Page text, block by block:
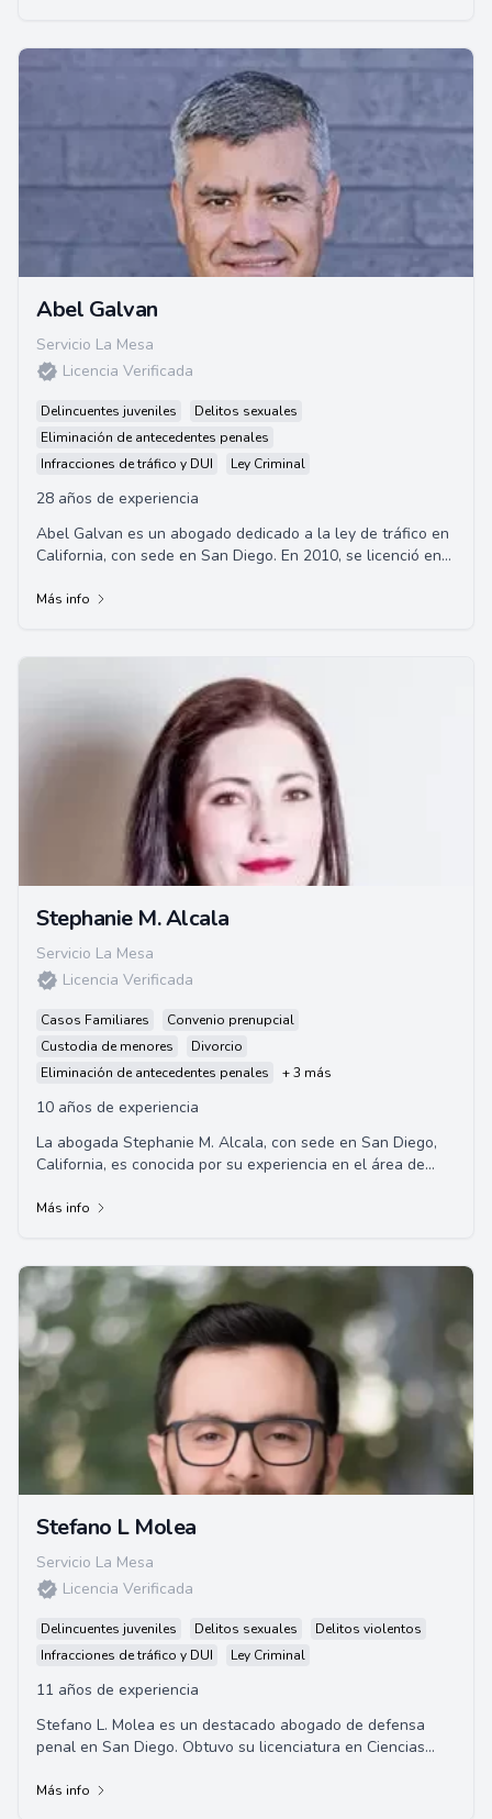
Abel Galvan
Servicio La Mesa
Licencia Verificada
Delincuentes juveniles
Delitos sexuales
Eliminación de antecedentes penales
Infracciones de tráfico y DUI
Ley Criminal
28 años de experiencia
Abel Galvan es un abogado dedicado a la ley de tráfico en
California, con sede en San Diego. En 2010, se licenció en
Thomas Jefferson School of Law.
Más info
Stephanie M. Alcala
Servicio La Mesa
Licencia Verificada
Casos Familiares
Convenio prenupcial
Custodia de menores
Divorcio
Eliminación de antecedentes penales
+ 3 más
10 años de experiencia
La abogada Stephanie M. Alcala, con sede en San Diego,
California, es conocida por su experiencia en el área de
Más info
Stefano L Molea
Servicio La Mesa
Licencia Verificada
Delincuentes juveniles Delitos sexuales
Delitos violentos
Infracciones de tráfico y DUI
Ley Criminal
11 años de experiencia
Stefano L. Molea es un destacado abogado de defensa
penal en San Diego. Obtuvo su licenciatura en Ciencias
Más info